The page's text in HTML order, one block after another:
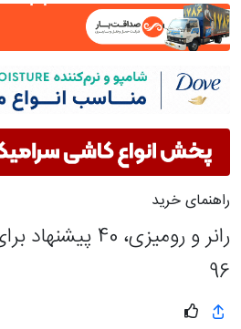
راهنمای خرید
رانر و رومیزی،
96